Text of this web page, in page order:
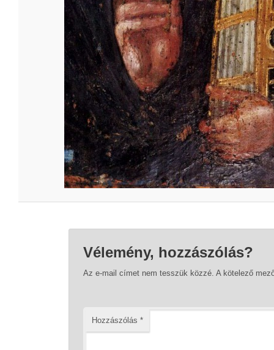
Vélemény, hozzászólás?
Az e-mail címet nem tesszük közzé. A kötelező
Hozzászólás *